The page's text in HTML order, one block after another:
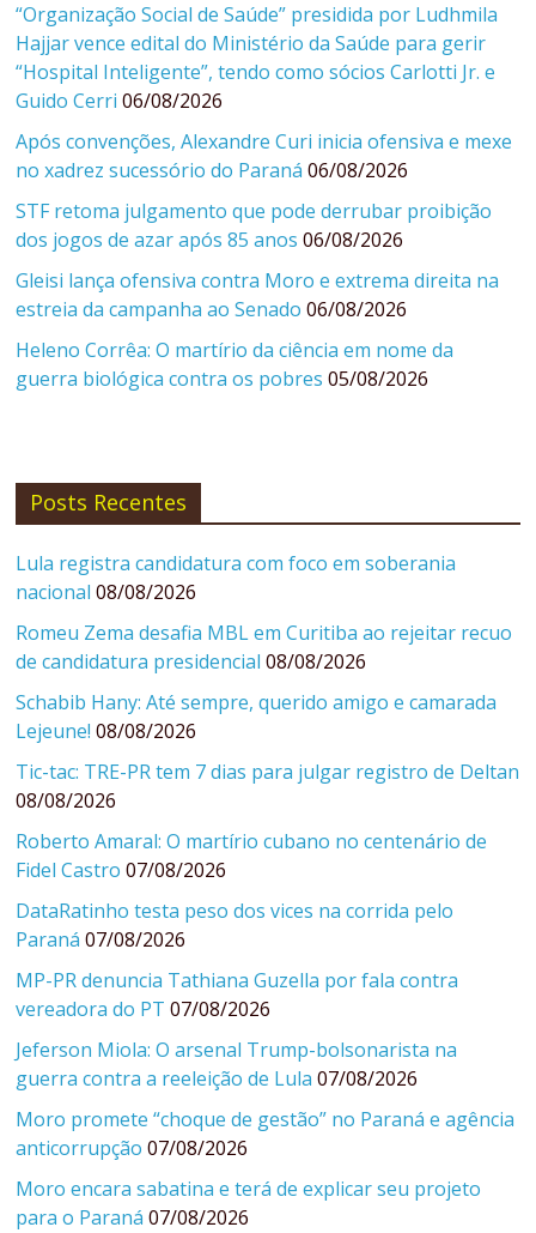
“Organização Social de Saúde” presidida por Ludhmila
Hajjar vence edital do Ministério da Saúde para gerir
“Hospital Inteligente”, tendo como sócios Carlotti Jr. e
Guido Cerri 06/08/2026
Após convenções, Alexandre Curi inicia ofensiva e mexe
no xadrez sucessório do Paraná 06/08/2026
STF retoma julgamento que pode derrubar proibição
dos jogos de azar após 85 anos 06/08/2026
Gleisi lança ofensiva contra Moro e extrema direita na
estreia da campanha ao Senado 06/08/2026
Heleno Corrêa: O martírio da ciência em nome da
guerra biológica contra os pobres 05/08/2026
Posts Recentes
Lula registra candidatura com foco em soberania
nacional 08/08/2026
Romeu Zema desafia MBL em Curitiba ao rejeitar recuo
de candidatura presidencial 08/08/2026
Schabib Hany: Até sempre, querido amigo e camarada
Lejeune! 08/08/2026
Tic-tac: TRE-PR tem 7 dias para julgar registro de Deltan
08/08/2026
Roberto Amaral: O martírio cubano no centenário de
Fidel Castro 07/08/2026
DataRatinho testa peso dos vices na corrida pelo
Paraná 07/08/2026
MP-PR denuncia Tathiana Guzella por fala contra
vereadora do PT 07/08/2026
Jeferson Miola: O arsenal Trump-bolsonarista na
guerra contra a reeleição de Lula 07/08/2026
Moro promete “choque de gestão” no Paraná e agência
anticorrupção 07/08/2026
Moro encara sabatina e terá de explicar seu projeto
para o Paraná 07/08/2026